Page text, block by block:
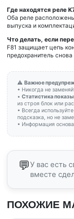
Где находятся реле
Оба реле
выпуска и
Что делать, если
F81 защищает цепь
предохранитель
⚠️ Важное
• Никогда не
• Статистика
из строя блок или
• Всегда
подсказка, но не
• Информация
💬У вас есть
вместе
ПОХОЖИЕ